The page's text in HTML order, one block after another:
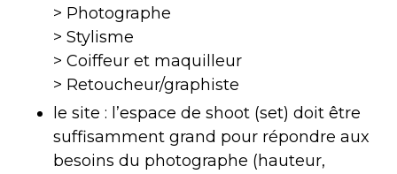
> Photographe
> Stylisme
> Coiffeur et maquilleur
> Retoucheur/graphiste
le site : l’espace de shoot (set) doit être
suffisamment grand pour répondre aux
besoins du photographe (hauteur,